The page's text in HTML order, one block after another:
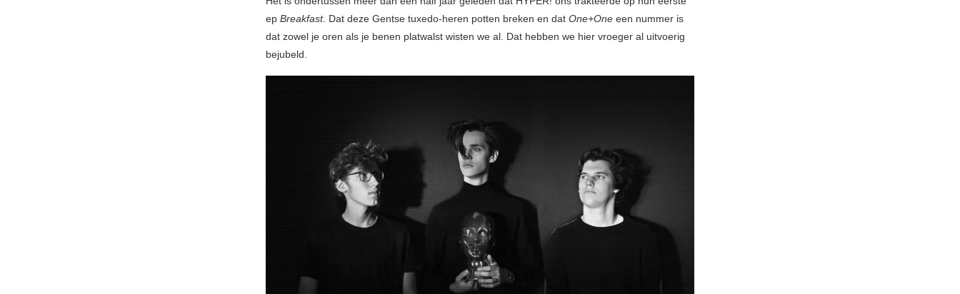
ep Breakfast. Dat deze Gentse tuxedo-heren potten breken en dat One+One een nummer is
dat zowel je oren als je benen platwalst wisten we al. Dat hebben we hier vroeger al uitvoerig
bejubeld.